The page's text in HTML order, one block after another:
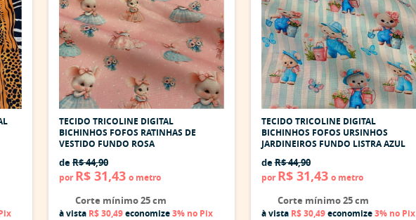
TECIDO TRICOLINE DIGITAL
BICHINHOS FOFOS RATINHAS DE
VESTIDO FUNDO ROSA
deR$ 44,90
por R$ 31,43 o metro
Corte mínimo 25 cm
à vista R$ 30,49economize3% no Pix
TECIDO TRICOLINE DIGITAL
BICHINHOS FOFOS URSINHOS
JARDINEIROS FUNDO LISTRA AZUL
deR$ 44,90
por R$ 31,43 o metro
Corte mínimo 25 cm
à vista R$ 30,49economize3% no Pix